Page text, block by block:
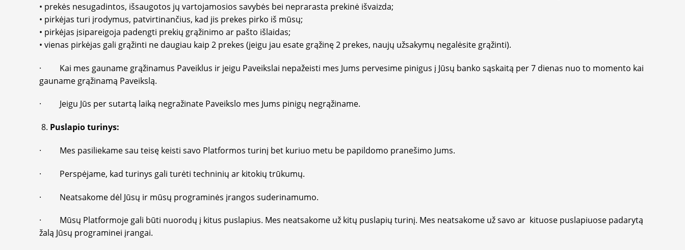
• prekės nesugadintos, išsaugotos jų vartojamosios savybės bei neprarasta prekinė išvaizda;
• pirkėjas turi įrodymus, patvirtinančius, kad jis prekes pirko iš mūsų;
• pirkėjas įsipareigoja padengti prekių grąžinimo ar pašto išlaidas;
• vienas pirkėjas gali grąžinti ne daugiau kaip 2 prekes (jeigu jau esate grąžinę 2 prekes, naujų užsakymų negalėsite grąžinti).
· Kai mes gauname grąžinamus Paveiklus ir jeigu Paveikslai nepažeisti mes Jums pervesime pinigus į Jūsų banko sąskaitą per 7 dienas nuo to momento kai
gauname grąžinamą Paveikslą.
· Jeigu Jūs per sutartą laiką negražinate Paveikslo mes Jums pinigų negrąžiname.
Puslapio turinys:
· Mes pasiliekame sau teisę keisti savo Platformos turinį bet kuriuo metu be papildomo pranešimo Jums.
· Perspėjame, kad turinys gali turėti techninių ar kitokių trūkumų.
· Neatsakome dėl Jūsų ir mūsų programinės įrangos suderinamumo.
· Mūsų Platformoje gali būti nuorodų į kitus puslapius. Mes neatsakome už kitų puslapių turinį. Mes neatsakome už savo ar kituose puslapiuose padarytą
žalą Jūsų programinei įrangai.